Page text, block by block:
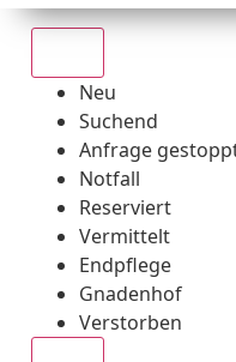
Neu
Suchend
Anfrage
Notfall
Reserviert
Vermittelt
Endpflege
Gnadenhof
Verstorben